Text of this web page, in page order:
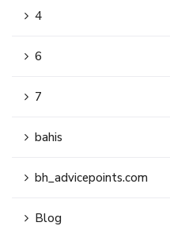
4
6
7
bahis
bh_advicepoints.com
Blog